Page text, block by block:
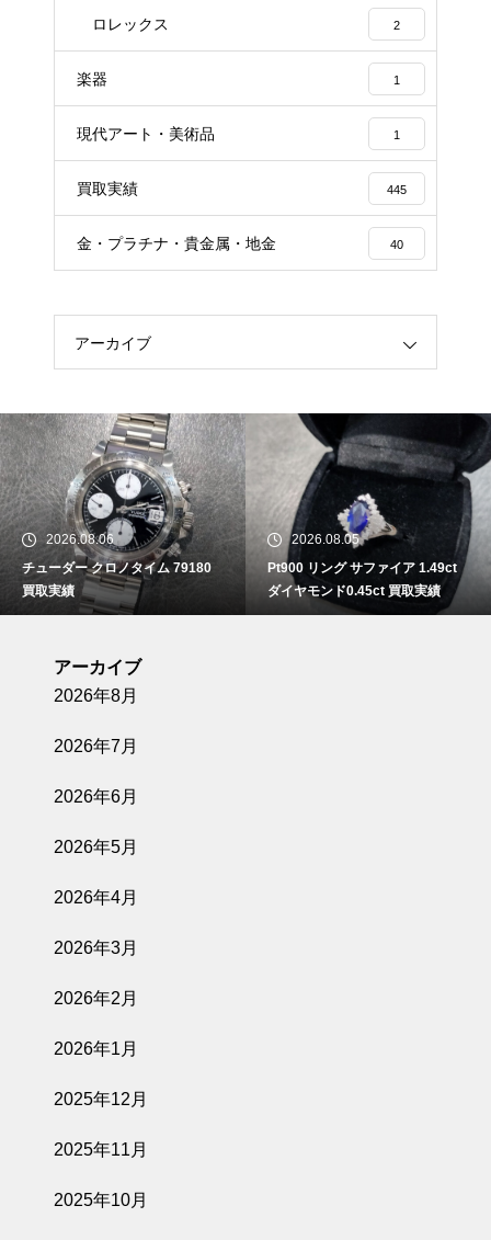
ロレックス 2
楽器 1
現代アート・美術品 1
買取実績 445
金・プラチナ・貴金属・地金 40
アーカイブ
2026.08.06
チューダー クロノタイム 79180
買取実績
2026.08.05
Pt900 リング サファイア 1.49ct
ダイヤモンド0.45ct 買取実績
アーカイブ
2026年8月
2026年7月
2026年6月
2026年5月
2026年4月
2026年3月
2026年2月
2026年1月
2025年12月
2025年11月
2025年10月